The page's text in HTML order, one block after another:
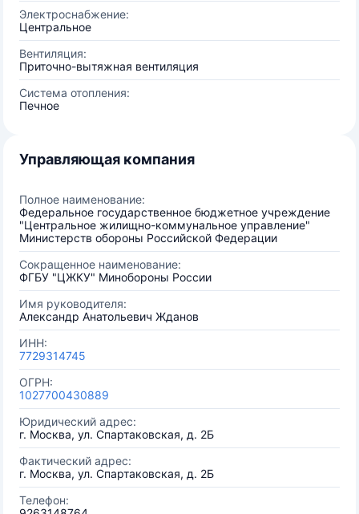
Электроснабжение:
Центральное
Вентиляция:
Приточно-вытяжная вентиляция
Система отопления:
Печное
Управляющая компания
Полное наименование:
Федеральное государственное бюджетное учреждение
"Центральное жилищно-коммунальное управление"
Министерств обороны Российской Федерации
Сокращенное наименование:
ФГБУ "ЦЖКУ" Минобороны России
Имя руководителя:
Александр Анатольевич Жданов
ИНН:
7729314745
ОГРН:
1027700430889
Юридический адрес:
г. Москва, ул. Спартаковская, д. 2Б
Фактический адрес:
г. Москва, ул. Спартаковская, д. 2Б
Телефон: